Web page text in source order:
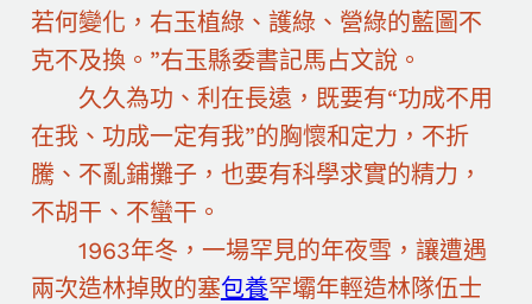
若何變化，右玉植綠、護綠、營綠的藍圖不
克不及換。”右玉縣委書記馬占文說。
久久為功、利在長遠，既要有“功成不用
在我、功成一定有我”的胸懷和定力，不折
騰、不亂鋪攤子，也要有科學求實的精力，
不胡干、不蠻干。
1963年冬，一場罕見的年夜雪，讓遭遇
兩次造林掉敗的塞包養罕壩年輕造林隊伍士